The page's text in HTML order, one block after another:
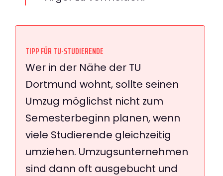
TIPP FÜR TU-STUDIERENDE
Wer in der Nähe der TU
Dortmund wohnt, sollte seinen
Umzug möglichst nicht zum
Semesterbeginn planen, wenn
viele Studierende gleichzeitig
umziehen. Umzugsunternehmen
sind dann oft ausgebucht und